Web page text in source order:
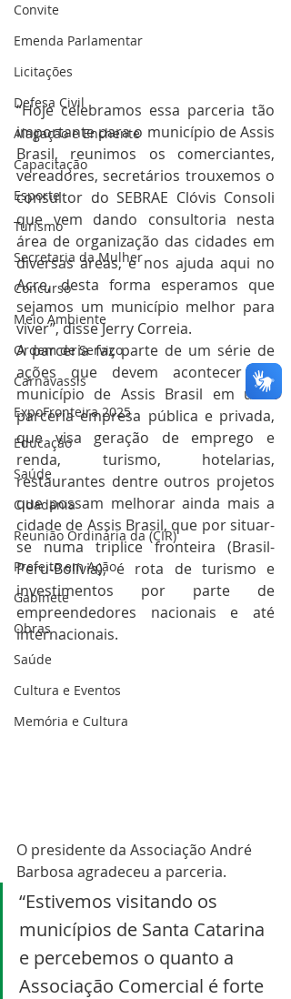
Convite
Emenda Parlamentar
Licitações
Defesa Civil
Alagação e Enchente
Capacitação
Esporte
Turismo
Secretaria da Mulher
Concurso
Meio Ambiente
Ordem de Serviço
Carnavassis
ExpoFronteira 2025
Educação
Saúde
Cidadania
Reunião Ordinária da (CIR)
Prefeito em Ação
Gabinete
Obras
Saúde
Cultura e Eventos
Memória e Cultura
“Hoje celebramos essa parceria tão
importante para o município de Assis
Brasil, reunimos os comerciantes,
vereadores, secretários trouxemos o
consultor do SEBRAE Clóvis Consoli
que vem dando consultoria nesta
área de organização das cidades em
diversas áreas, e nos ajuda aqui no
Acre, desta forma esperamos que
sejamos um município melhor para
viver”, disse Jerry Correia.
A parceria faz parte de um série de
ações que devem acontecer no
município de Assis Brasil em uma
parceria empresa pública e privada,
que visa geração de emprego e
renda, turismo, hotelarias,
restaurantes dentre outros projetos
que possam melhorar ainda mais a
cidade de Assis Brasil, que por situar-
se numa triplice fronteira (Brasil-
Peru-Bolívia), é rota de turismo e
investimentos por parte de
empreendedores nacionais e até
internacionais.
O presidente da Associação André
Barbosa agradeceu a parceria.
“Estivemos visitando os
municípios de Santa Catarina
e percebemos o quanto a
Associação Comercial é forte